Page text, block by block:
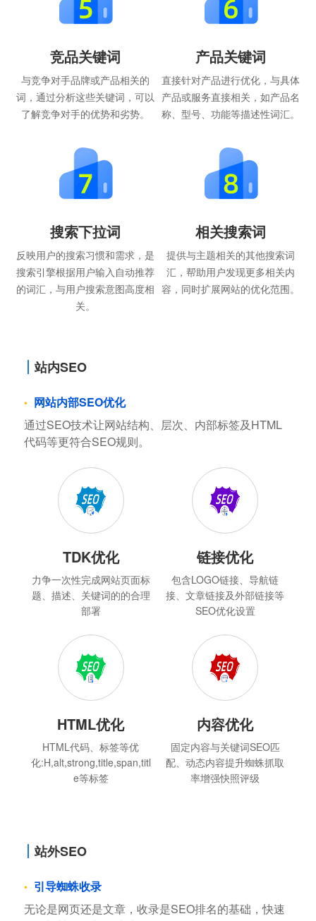
竞品关键词
与竞争对手品牌或产品相关的
词，通过分析这些关键词，可以
了解竞争对手的优势和劣势。
产品关键词
直接针对产品进行优化，与具体
产品或服务直接相关，如产品名
称、型号、功能等描述性词汇。
搜索下拉词
反映用户的搜索习惯和需求，是
搜索引擎根据用户输入自动推荐
的词汇，与用户搜索意图高度相
关。
相关搜索词
提供与主题相关的其他搜索词
汇，帮助用户发现更多相关内
容，同时扩展网站的优化范围。
站内SEO
网站内部SEO优化
通过SEO技术让网站结构、层次、内部标签及HTML
代码等更符合SEO规则。
TDK优化
力争一次性完成网站页面标
题、描述、关键词的的合理
部署
链接优化
包含LOGO链接、导航链
接、文章链接及外部链接等
SEO优化设置
HTML优化
HTML代码、标签等优
化:H,alt,strong,title,span,titl
e等标签
内容优化
固定内容与关键词SEO匹
配、动态内容提升蜘蛛抓取
率增强快照评级
站外SEO
引导蜘蛛收录
无论是网页还是文章，收录是SEO排名的基础，快速